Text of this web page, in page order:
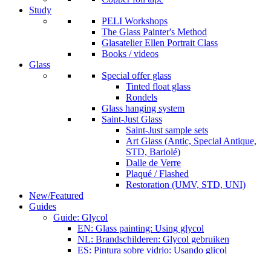
Study
PELI Workshops
The Glass Painter's Method
Glasatelier Ellen Portrait Class
Books / videos
Glass
Special offer glass
Tinted float glass
Rondels
Glass hanging system
Saint-Just Glass
Saint-Just sample sets
Art Glass (Antic, Special Antique,
STD, Bariolé)
Dalle de Verre
Plaqué / Flashed
Restoration (UMV, STD, UNI)
New/Featured
Guides
Guide: Glycol
EN: Glass painting: Using glycol
NL: Brandschilderen: Glycol gebruiken
ES: Pintura sobre vidrio: Usando glicol